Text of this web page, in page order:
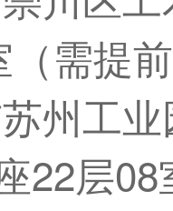
（需提
州工
22层